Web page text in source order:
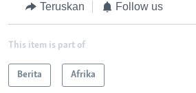
Teruskan Follow us
This item is part of
Berita Afrika